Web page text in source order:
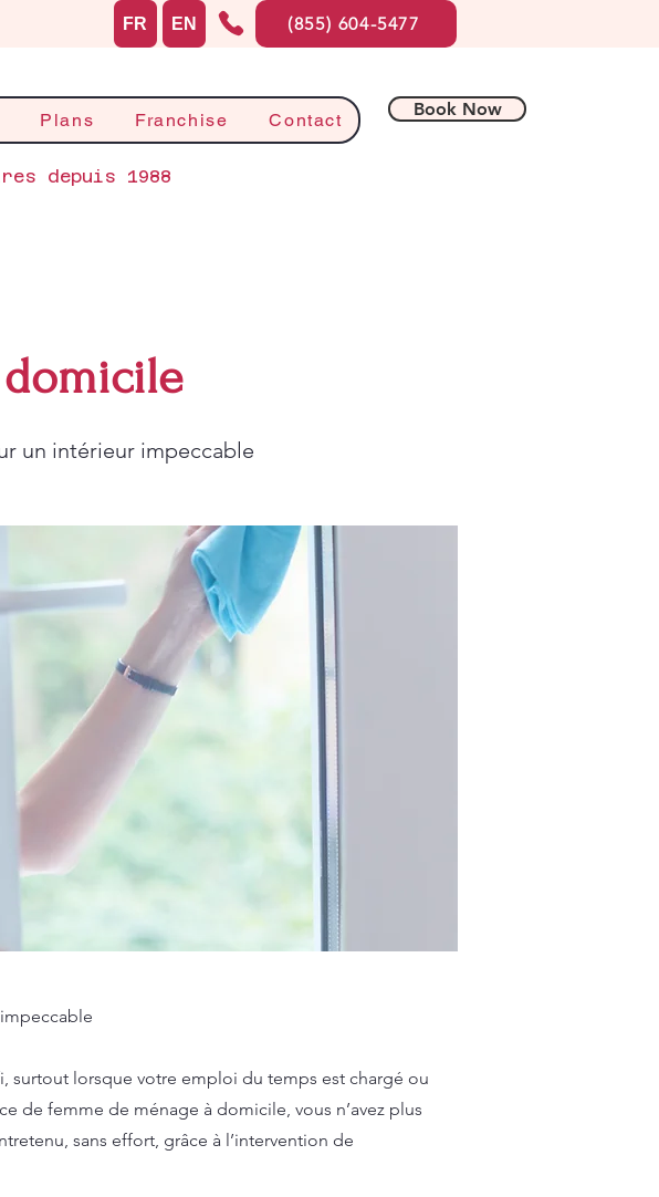
Plans Franchise Contact
Book Now
depuis 1988
FR EN (855) 604-5477
un intérieur impeccable
lorsque votre emploi du temps est chargé ou
de femme de ménage à domicile, vous n’avez plus
sans effort, grâce à l’intervention de